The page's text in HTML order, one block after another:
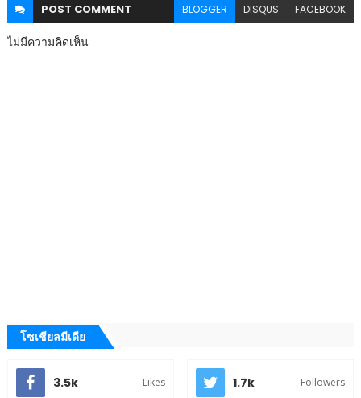
POST COMMENT BLOGGER DISQUS FACEBOOK
ไม่มีความคิดเห็น
โซเชียลมีเดีย
3.5k Likes 1.7k Followers